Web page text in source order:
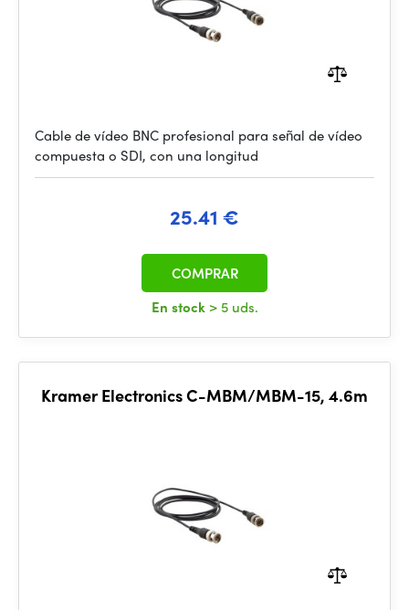
Cable de vídeo BNC profesional para señal de vídeo
compuesta o SDI, con una longitud
25.41 €
En stock > 5 uds.
COMPRAR
Kramer Electronics C-MBM/MBM-15, 4.6m